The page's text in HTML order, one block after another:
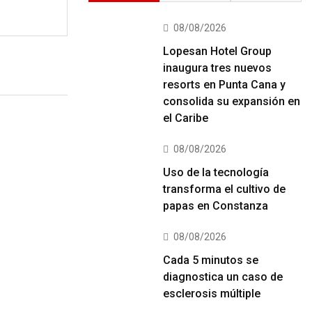
08/08/2026
Lopesan Hotel Group
inaugura tres nuevos
resorts en Punta Cana y
consolida su expansión en
el Caribe
08/08/2026
Uso de la tecnología
transforma el cultivo de
papas en Constanza
08/08/2026
Cada 5 minutos se
diagnostica un caso de
esclerosis múltiple